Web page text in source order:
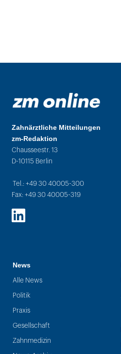
Zahnärztliche Mitteilungen
zm-Redaktion
Chausseestr. 13
D-10115 Berlin
Tel.: +49 30 40005-300
Fax: +49 30 40005-319
LinkedIn
News
Alle News
Politik
Praxis
Gesellschaft
Zahnmedizin